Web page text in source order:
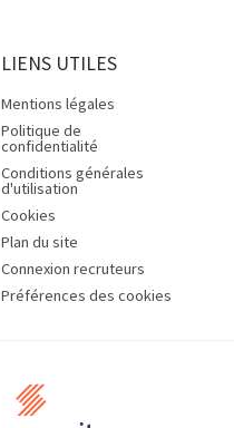
LIENS UTILES
Mentions légales
Politique de
confidentialité
Conditions générales
d'utilisation
Cookies
Plan du site
Connexion recruteurs
Préférences des cookies